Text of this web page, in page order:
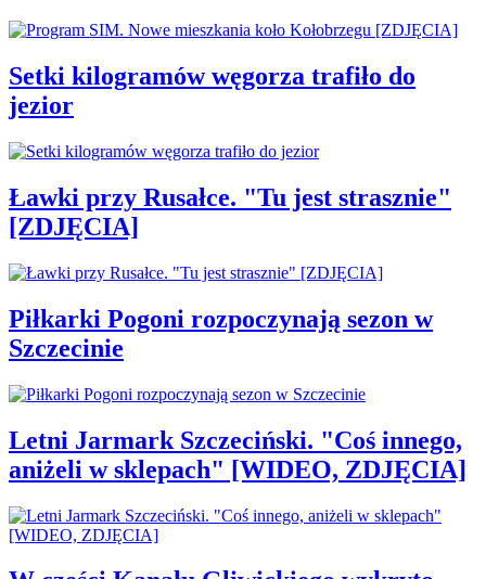
Setki kilogramów węgorza trafiło do
jezior
Ławki przy Rusałce. "Tu jest strasznie"
[ZDJĘCIA]
Piłkarki Pogoni rozpoczynają sezon w
Szczecinie
Letni Jarmark Szczeciński. "Coś innego,
aniżeli w sklepach" [WIDEO, ZDJĘCIA]